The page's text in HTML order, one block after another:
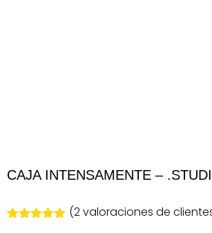
CAJA INTENSAMENTE –
(2valoraciones de